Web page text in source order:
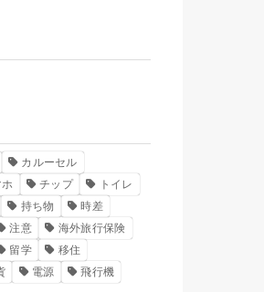
カルーセル
チップ
トイレ
持ち物
時差
注意
海外旅行保険
留学
移住
電源 飛行機